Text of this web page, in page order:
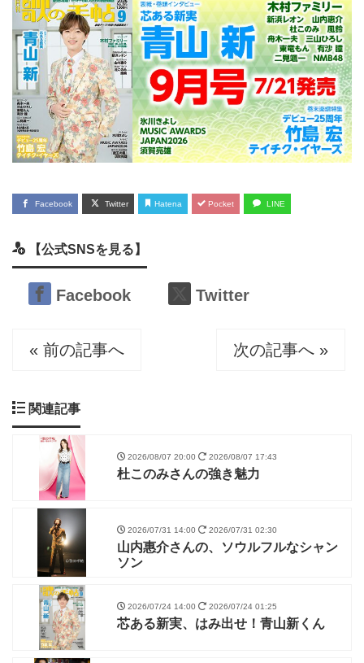
Facebook Twitter Hatena Pocket LINE
【公式SNSを見る】
Facebook Twitter
« 前の記事へ 次の記事へ »
関連記事
2026/08/07 20:00 2026/08/07 17:43
杜このみさんの強き魅力
2026/07/31 14:00 2026/07/31 02:30
山内惠介さんの、ソウルフルなシャン
ソン
2026/07/24 14:00 2026/07/24 01:25
芯ある新実、はみ出せ！青山新くん